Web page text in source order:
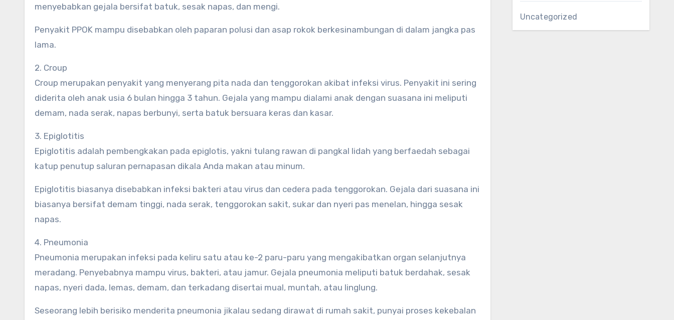
menyebabkan gejala bersifat batuk, sesak napas, dan mengi.
Penyakit PPOK mampu disebabkan oleh paparan polusi dan asap rokok berkesinambungan di dalam jangka pas
lama.
2. Croup
Croup merupakan penyakit yang menyerang pita nada dan tenggorokan akibat infeksi virus. Penyakit ini sering
diderita oleh anak usia 6 bulan hingga 3 tahun. Gejala yang mampu dialami anak dengan suasana ini meliputi
demam, nada serak, napas berbunyi, serta batuk bersuara keras dan kasar.
3. Epiglotitis
Epiglotitis adalah pembengkakan pada epiglotis, yakni tulang rawan di pangkal lidah yang berfaedah sebagai
katup penutup saluran pernapasan dikala Anda makan atau minum.
Epiglotitis biasanya disebabkan infeksi bakteri atau virus dan cedera pada tenggorokan. Gejala dari suasana ini
biasanya bersifat demam tinggi, nada serak, tenggorokan sakit, sukar dan nyeri pas menelan, hingga sesak
napas.
4. Pneumonia
Pneumonia merupakan infeksi pada keliru satu atau ke-2 paru-paru yang mengakibatkan organ selanjutnya
meradang. Penyebabnya mampu virus, bakteri, atau jamur. Gejala pneumonia meliputi batuk berdahak, sesak
napas, nyeri dada, lemas, demam, dan terkadang disertai mual, muntah, atau linglung.
Seseorang lebih berisiko menderita pneumonia jikalau sedang dirawat di rumah sakit, punyai proses kekebalan
Uncategorized